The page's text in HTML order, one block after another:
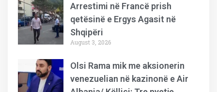
Arrestimi në Francë prish
qetësinë e Ergys Agasit në
Shqipëri
August 3, 2026
Olsi Rama mik me aksionerin
venezuelian në kazinonë e Air